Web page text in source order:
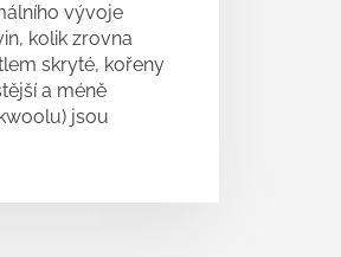
vývoje
kolik zrovna
skryté, kořeny
a méně
jsou